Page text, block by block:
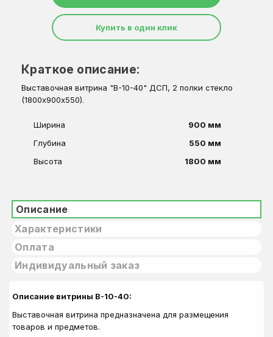
Купить в один клик
Краткое описание:
Выставочная витрина "В-10-40" ДСП, 2 полки стекло
(1800х900х550).
Ширина
900 мм
Глубина
550 мм
Высота
1800 мм
Описание
Характеристики
Оплата
Индивидуальный заказ
Описание витрины В-10-40:
Выставочная витрина предназначена для размещения
товаров и предметов.